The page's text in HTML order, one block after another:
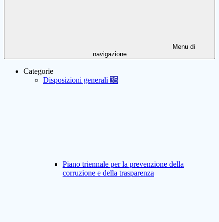
Menu di
navigazione
Categorie
Disposizioni generali 35
Piano triennale per la prevenzione della
corruzione e della trasparenza